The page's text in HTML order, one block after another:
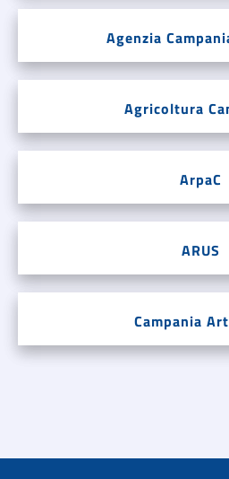
Agenzia
Agricoltura
ArpaC
ARUS
Campania